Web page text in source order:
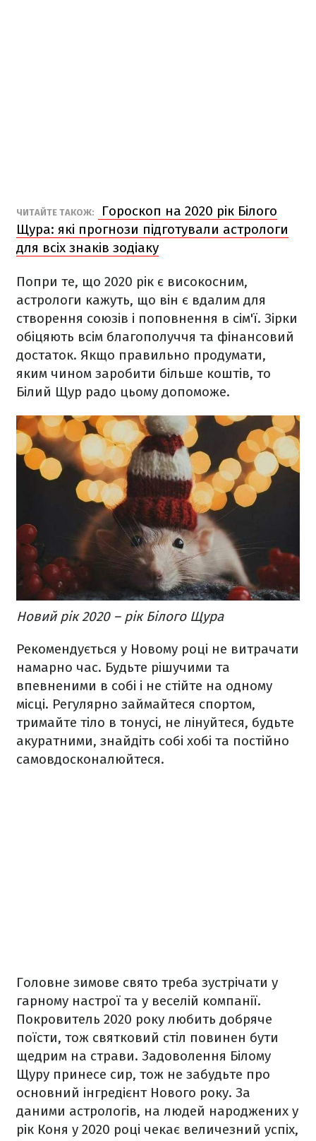
ЧИТАЙТЕ ТАКОЖ:
Гороскоп на 2020 рік Білого
Щура: які прогнози підготували астрологи
для всіх знаків зодіаку
Попри те, що 2020 рік є високосним,
астрологи кажуть, що він є вдалим для
створення союзів і поповнення в сім'ї. Зірки
обіцяють всім благополуччя та фінансовий
достаток. Якщо правильно продумати,
яким чином заробити більше коштів, то
Білий Щур радо цьому допоможе.
Новий рік 2020 – рік Білого Щура
Рекомендується у Новому році не витрачати
намарно час. Будьте рішучими та
впевненими в собі і не стійте на одному
місці. Регулярно займайтеся спортом,
тримайте тіло в тонусі, не лінуйтеся, будьте
акуратними, знайдіть собі хобі та постійно
самовдосконалюйтеся.
Головне зимове свято треба зустрічати у
гарному настрої та у веселій компанії.
Покровитель 2020 року любить добряче
поїсти, тож святковий стіл повинен бути
щедрим на страви. Задоволення Білому
Щуру принесе сир, тож не забудьте про
основний інгредієнт Нового року. За
даними астрологів, на людей народжених у
рік Коня у 2020 році чекає величезний успіх,